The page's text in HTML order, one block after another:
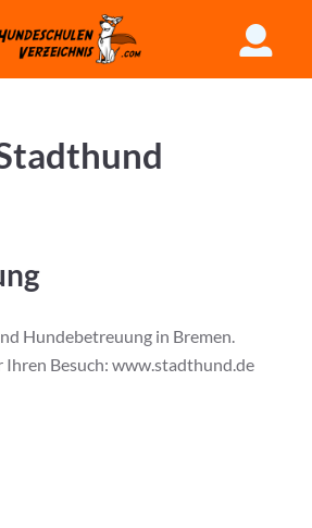
Hundebetreuung in Bremen.
Ihren Besuch: www.stadthund.de